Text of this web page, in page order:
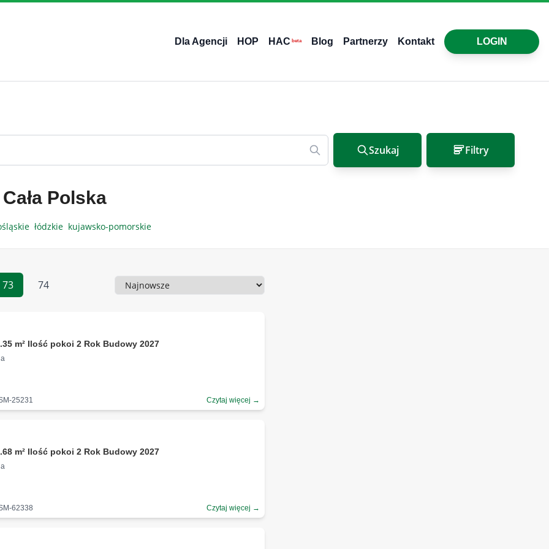
Dla Agencji HOP HAC beta Blog Partnerzy Kontakt LOGIN
Szukaj Filtry
Polska
łódzkie kujawsko-pomorskie
73 74 Sortowanie
m² Ilość pokoi 2 Rok Budowy 2027
25231 Czytaj więcej →
m² Ilość pokoi 2 Rok Budowy 2027
62338 Czytaj więcej →